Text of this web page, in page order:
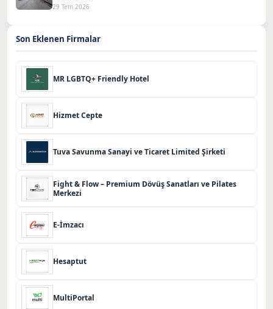
29 Tem 2026
Son Eklenen Firmalar
MR LGBTQ+ Friendly Hotel
Hizmet Cepte
Tuva Savunma Sanayi ve Ticaret Limited Şirketi
Fight & Flow – Premium Dövüş Sanatları ve Pilates
Merkezi
E-İmzacı
Hesaptut
MultiPortal